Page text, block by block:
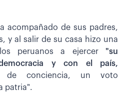
acompañado de sus padres,
y al salir de su casa hizo una
peruanos a ejercer "su
y con el país,
de conciencia, un voto
patria".